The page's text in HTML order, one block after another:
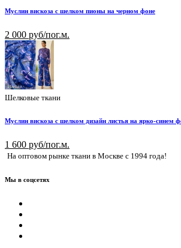
Муслин вискоза с шелком пионы на черном фоне
2 000 руб/пог.м.
Шелковые ткани
Муслин вискоза с шелком дизайн листья на ярко-синем
1 600 руб/пог.м.
На оптовом рынке ткани в Москве с 1994 года!
Мы в соцсетях